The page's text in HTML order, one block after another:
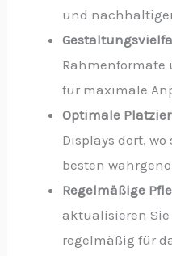
und
Rahmenformate
für maximale
Optimale
Displays dort,
besten
Regelmäßige
aktualisieren
regelmäßig für